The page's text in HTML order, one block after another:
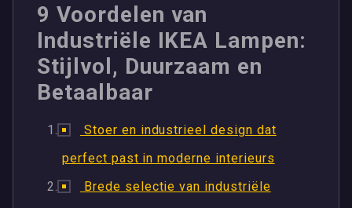
9 Voordelen van
Industriële IKEA Lampen:
Stijlvol, Duurzaam en
Betaalbaar
Stoer en industrieel design dat
perfect past in moderne interieurs
Brede selectie van industriële